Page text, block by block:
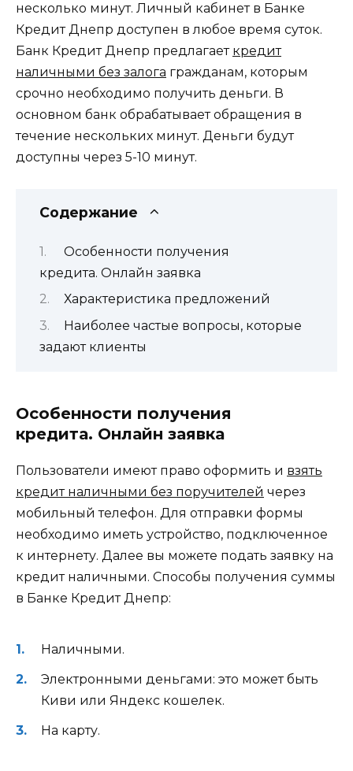
несколько минут. Личный кабинет в Банке
Кредит Днепр доступен в любое время суток.
Банк Кредит Днепр предлагает кредит
наличными без залога гражданам, которым
срочно необходимо получить деньги. В
основном банк обрабатывает обращения в
течение нескольких минут. Деньги будут
доступны через 5-10 минут.
Содержание
Особенности получения
кредита. Онлайн заявка
Характеристика предложений
Наиболее частые вопросы, которые
задают клиенты
Особенности получения
кредита. Онлайн заявка
Пользователи имеют право оформить и взять
кредит наличными без поручителей через
мобильный телефон. Для отправки формы
необходимо иметь устройство, подключенное
к интернету. Далее вы можете подать заявку на
кредит наличными. Способы получения суммы
в Банке Кредит Днепр:
Наличными.
Электронными деньгами: это может быть
Киви или Яндекс кошелек.
На карту.